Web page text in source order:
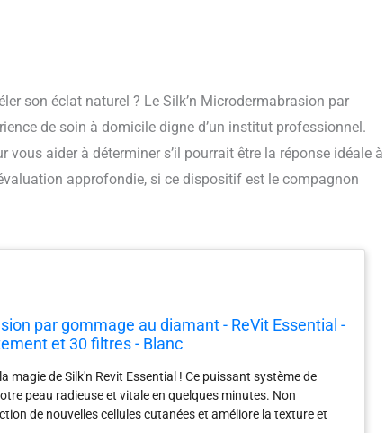
son éclat naturel ? Le Silk’n Microdermabrasion par
de soin à domicile digne d’un institut professionnel.
aider à déterminer s’il pourrait être la réponse idéale à
approfondie, si ce dispositif est le compagnon
par gommage au diamant - ReVit Essential -
et 30 filtres - Blanc
magie de Silk'n Revit Essential ! Ce puissant système de
peau radieuse et vitale en quelques minutes. Non
de nouvelles cellules cutanées et améliore la texture et